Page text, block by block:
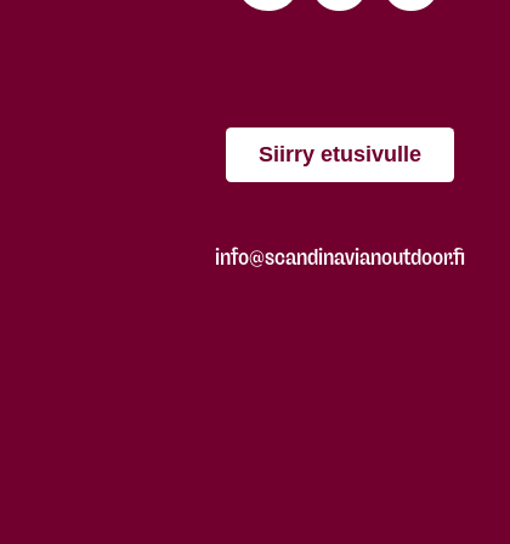
Siirry etusivulle
info@scandinavianoutdoor.fi